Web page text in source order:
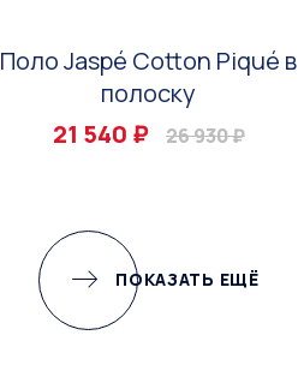
Поло Jaspé Cotton Piqué в
полоску
21 540 ₽
26 930 ₽
ПОКАЗАТЬ ЕЩЁ